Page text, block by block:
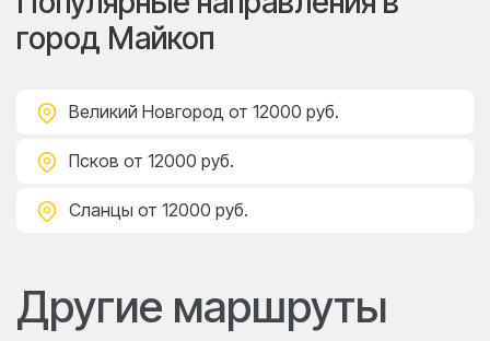
город Майкоп
Великий Новгород от 12000 руб.
Псков от 12000 руб.
Сланцы от 12000 руб.
Другие маршруты